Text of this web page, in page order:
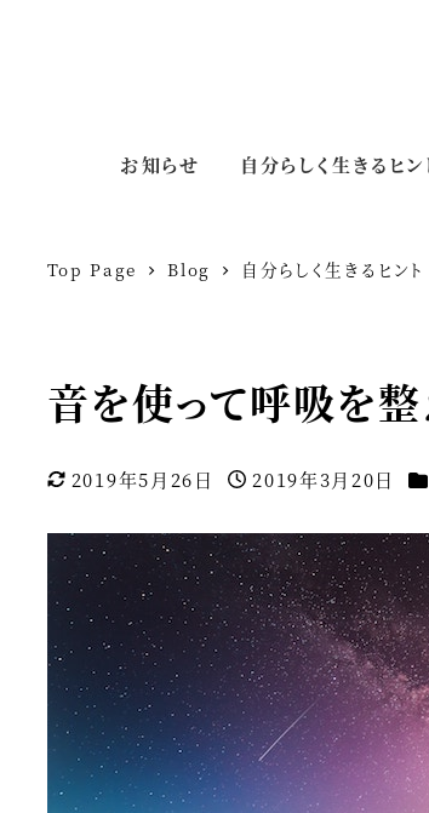
お知らせ 自分らしく生きるヒン
Top Page Blog 自分らしく生きるヒント
音を使って呼吸を
更新日
2019年5月26日
投稿日
2019年3月20日